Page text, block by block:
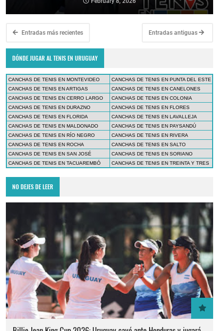
Entradas más recientes Entradas antiguas
DÓNDE JUGAR AL TENIS EN URUGUAY
CANCHAS DE TENIS EN MONTEVIDEO
CANCHAS DE TENIS EN PUNTA DEL ESTE
CANCHAS DE TENIS EN ARTIGAS
CANCHAS DE TENIS EN CANELONES
CANCHAS DE TENIS EN CERRO LARGO
CANCHAS DE TENIS EN COLONIA
CANCHAS DE TENIS EN DURAZNO
CANCHAS DE TENIS EN FLORES
CANCHAS DE TENIS EN FLORIDA
CANCHAS DE TENIS EN LAVALLEJA
CANCHAS DE TENIS EN MALDONADO
CANCHAS DE TENIS EN PAYSANDÚ
CANCHAS DE TENIS EN RÍO NEGRO
CANCHAS DE TENIS EN RIVERA
CANCHAS DE TENIS EN ROCHA
CANCHAS DE TENIS EN SALTO
CANCHAS DE TENIS EN SAN JOSÉ
CANCHAS DE TENIS EN SORIANO
CANCHAS DE TENIS EN TACUAREMBÓ
CANCHAS DE TENIS EN TREINTA Y TRES
NO DEJES DE LEER